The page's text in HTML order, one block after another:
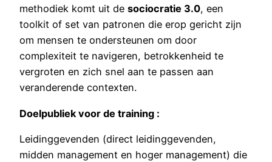
methodiek komt uit de sociocratie 3.0, een
toolkit of set van patronen die erop gericht zijn
om mensen te ondersteunen om door
complexiteit te navigeren, betrokkenheid te
vergroten en zich snel aan te passen aan
veranderende contexten.
Doelpubliek voor de training :
Leidinggevenden (direct leidinggevenden,
midden management en hoger management) die